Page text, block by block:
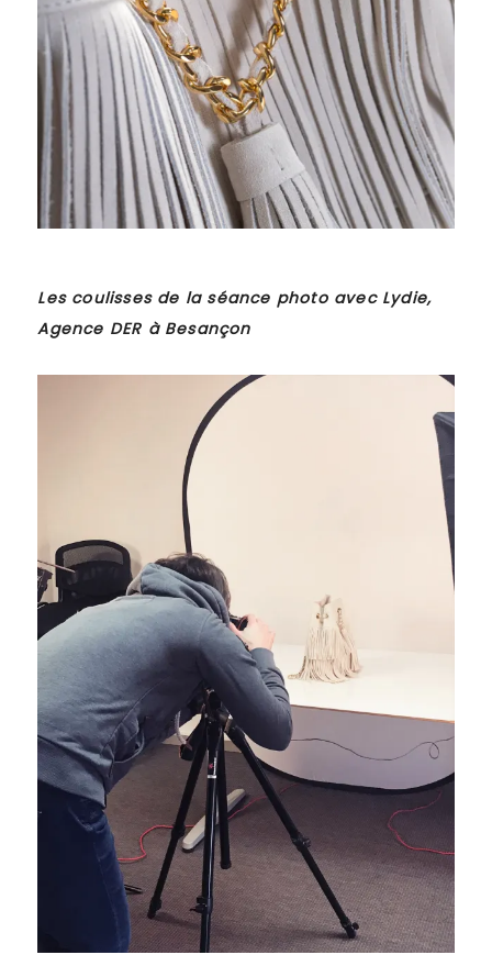
Les coulisses de la séance photo avec Lydie,
Agence DER à Besançon